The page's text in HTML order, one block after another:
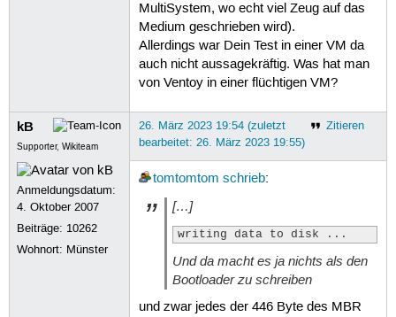
MultiSystem, wo echt viel Zeug auf das
Medium geschrieben wird).
Allerdings war Dein Test in einer VM da
auch nicht aussagekräftig. Was hat man
von Ventoy in einer flüchtigen VM?
kB
Supporter, Wikiteam
Anmeldungsdatum:
4. Oktober 2007
Beiträge: 10262
Wohnort: Münster
Zitieren
26. März 2023 19:54 (zuletzt
bearbeitet: 26. März 2023 19:55)
tomtomtom schrieb:
[…]
writing data to disk ...
Und da macht es ja nichts als den
Bootloader zu schreiben
und zwar jedes der 446 Byte des MBR